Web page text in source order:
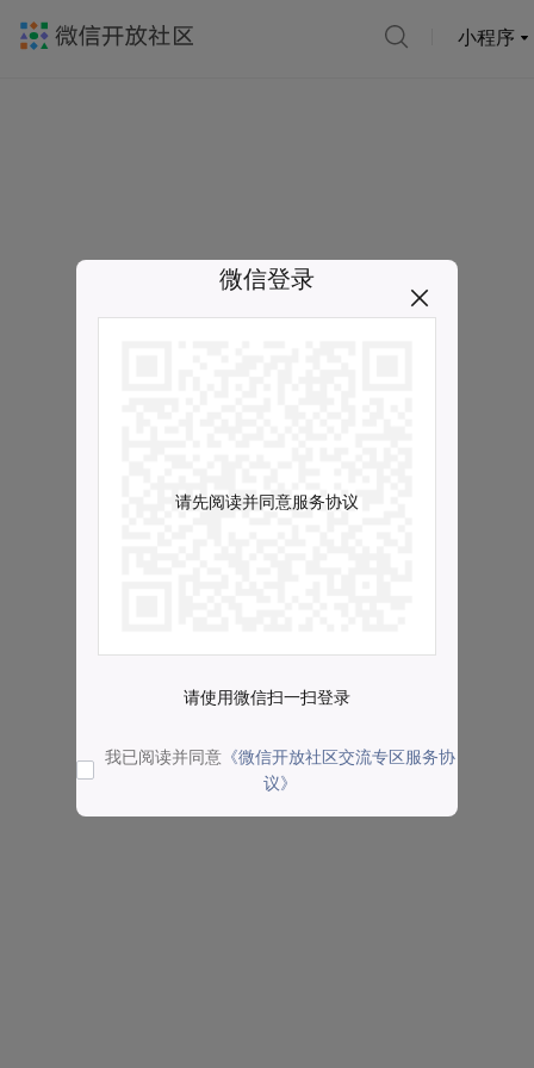
小程序
微信登录
请先阅读并同意服务协议
请使用微信扫一扫登录
我已阅读并同意 《微信开放社区交流专区服务协
议》